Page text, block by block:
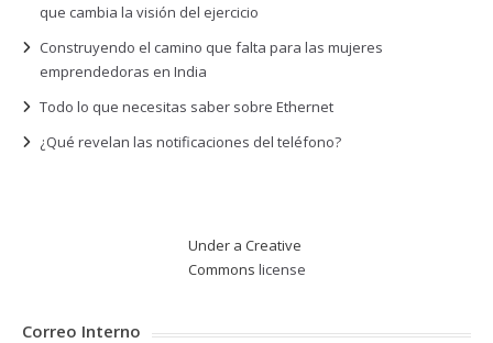
que cambia la visión del ejercicio
Construyendo el camino que falta para las mujeres
emprendedoras en India
Todo lo que necesitas saber sobre Ethernet
¿Qué revelan las notificaciones del teléfono?
Under a Creative
Commons license
Correo Interno